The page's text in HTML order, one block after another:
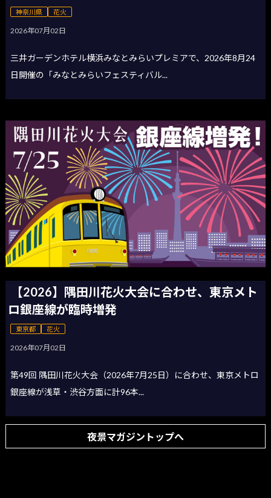
神奈川県 花火
2026年07月02日
三井ガーデンホテル横浜みなとみらいプレミアで、2026年8月24
日開催の「みなとみらいフェスティバル...
【2026】隅田川花火大会に合わせ、東京メト
ロ銀座線が臨時増発
東京都 花火
2026年07月02日
第49回 隅田川花火大会（2026年7月25日）に合わせ、東京メトロ
銀座線が浅草・渋谷方面に計96本...
夜景マガジントップへ